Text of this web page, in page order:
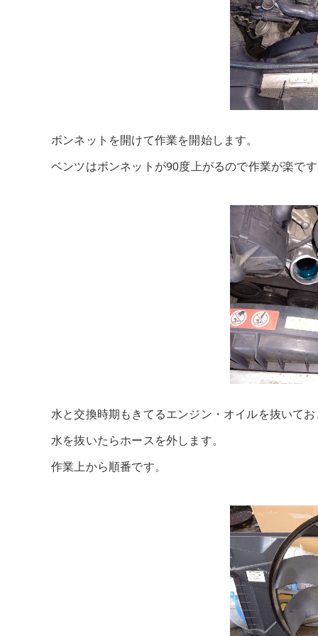
ボンネットを開けて作業を開始します。
ベンツはボンネットが90度上がるので作業が楽で
水と交換時期もきてるエンジン・オイルを抜いて
水を抜いたらホースを外します。
作業上から順番です。